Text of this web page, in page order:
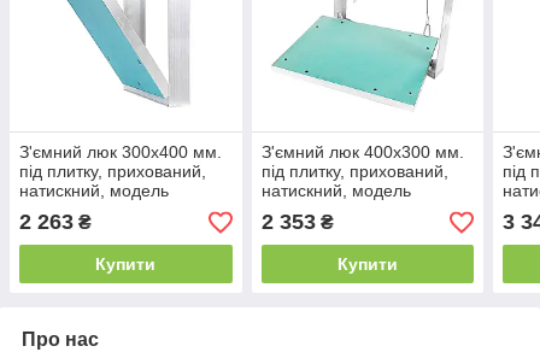
З'ємний люк 300х400 мм.
під плитку, прихований,
натискний, модель
"Universal".
2 263 ₴
Купити
З'ємний люк 400х300 мм.
під плитку, прихований,
натискний, модель
"Universal".
2 353₴
Купити
під
3
Про нас